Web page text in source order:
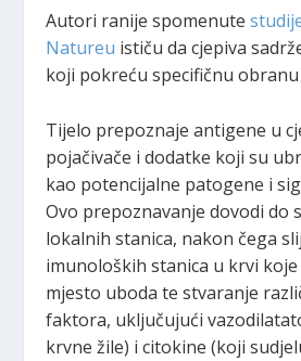
Autori ranije spomenute
Natureu ističu da cjepiva
koji pokreću specifičnu
Tijelo prepoznaje antigene u
pojačivače i dodatke koji su
kao potencijalne patogene i
Ovo prepoznavanje dovodi do
lokalnih stanica, nakon čega
imunoloških stanica u krvi
mjesto uboda te stvaranje
faktora, uključujući
krvne žile) i citokine (koji